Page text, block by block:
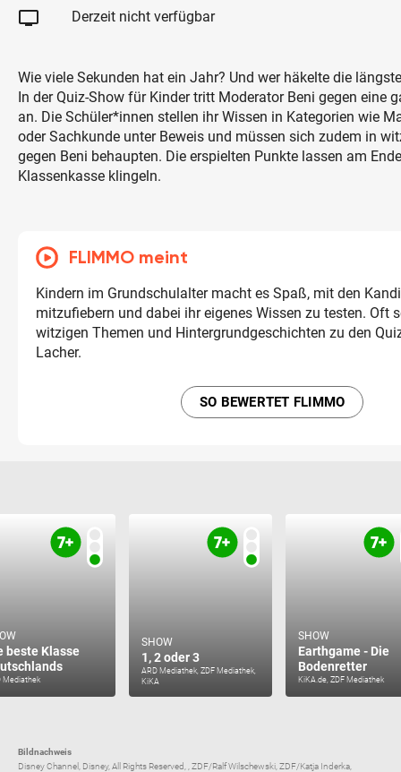
tv Derzeit nicht verfügbar
Wie viele Sekunden hat ein Jahr? Und wer häkelte die
In der Quiz-Show für Kinder tritt Moderator Beni gegen eine
an. Die Schüler*innen stellen ihr Wissen in Kategorien wie
oder Sachkunde unter Beweis und müssen sich zudem in
gegen Beni behaupten. Die erspielten Punkte lassen am
Klassenkasse klingeln.
FLIMMO meint
Kindern im Grundschulalter macht es Spaß, mit den
mitzufiebern und dabei ihr eigenes Wissen zu testen. Oft
witzigen Themen und Hintergrundgeschichten zu den
Lacher.
SO BEWERTET FLIMMO
beste Klasse
Mediathek
SHOW
1, 2 oder 3
ARD Mediathek, ZDF Mediathek,
KiKA
SHOW
Earthgame - Die
Bodenretter
KiKA.de, ZDF Mediathek
Bildnachweis
Disney Channel, Disney, All Rights Reserved, , ZDF/Ralf Wilschewski, ZDF/Katja Inderka,